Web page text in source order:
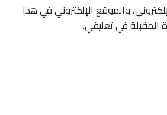
والموقع الإلكتروني في هذا
المقبلة في تعليقي.